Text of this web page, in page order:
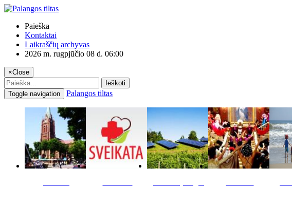
Paieška
Kontaktai
Laikraščių archyvas
2026 m. rugpjūčio 08 d. 06:00
×Close
Ieškoti
Toggle navigation
Palangos tiltas